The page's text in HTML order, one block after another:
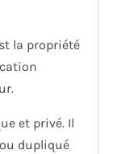
la propriété
et privé. Il
dupliqué